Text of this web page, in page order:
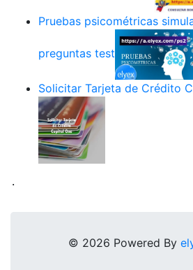
Pruebas psicométricas
preguntas test
Solicitar Tarjeta de Crédito
.
© 2026 Powered By